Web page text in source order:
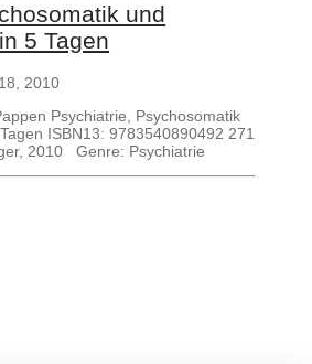
und
5 Tagen
2010
Psychiatrie, Psychosomatik
ISBN13: 9783540890492 271
2010 Genre: Psychiatrie